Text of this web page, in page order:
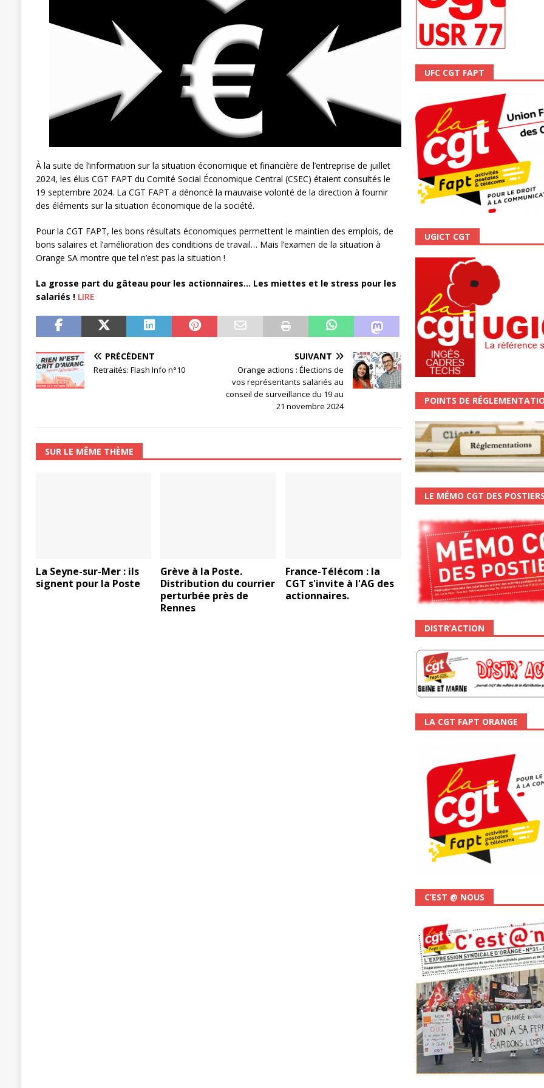
1er MAI 2024
À la suite de l’information sur la situation économique et financière de l’entreprise de juillet
2024, les élus CGT FAPT du Comité Social Économique Central (CSEC) étaient consultés le
19 septembre 2024. La CGT FAPT a dénoncé la mauvaise volonté de la direction à fournir
des éléments sur la situation économique de la société.
Pour la CGT FAPT, les bons résultats économiques permettent le maintien des emplois, de
bons salaires et l’amélioration des conditions de travail… Mais l’examen de la situation à
Orange SA montre que tel n’est pas la situation !
La grosse part du gâteau pour les actionnaires… Les miettes et le stress pour les
salariés ! LIRE
PRÉCÉDENT
Retraités: Flash Info n°10
SUIVANT
Orange actions : Élections de
vos représentants salariés au
conseil de surveillance du 19 au
21 novembre 2024
SUR LE MÊME THÈME
La Seyne-sur-Mer : ils
signent pour la Poste
Grève à la Poste.
Distribution du courrier
perturbée près de
Rennes
France-Télécom : la
CGT s'invite à l'AG des
actionnaires.
UFC CGT FAPT
UGICT CGT
POINTS DE
LE MÉMO CGT DES
DISTR’ACTION
LA CGT FAPT ORANGE
C’EST @ NOUS